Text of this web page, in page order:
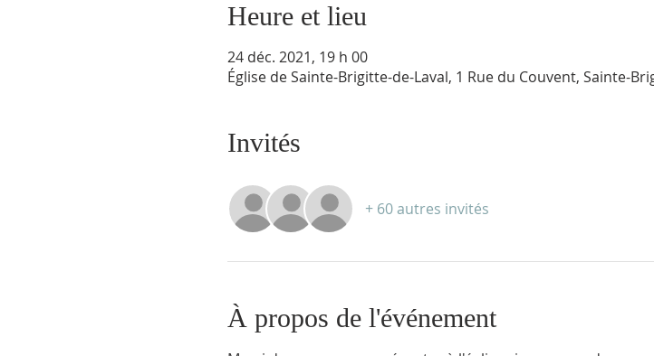
Heure et lieu
24 déc. 2021, 19 h 00
Église de Sainte-Brigitte-de-Laval, 1 Rue du Couvent, Sainte-
Invités
+ 60 autres invités
À propos de l'événement